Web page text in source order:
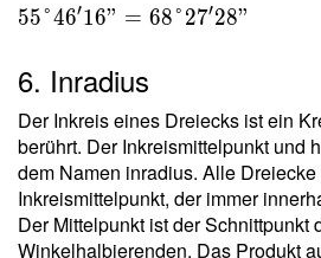
55°46′16" = 68°27′28"
6. Inradius
Der Inkreis eines Dreiecks ist ein
berührt. Der Inkreismittelpunkt und
dem Namen inradius. Alle
Inkreismittelpunkt, der immer
Der Mittelpunkt ist der Schnittpunkt
Winkelhalbierenden. Das Produkt